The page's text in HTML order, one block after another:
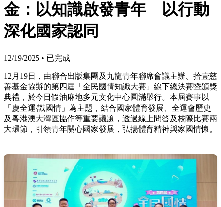
金：以知識啟發青年 以行動
深化國家認同
12/19/2025 • 已完成
12月19日，由聯合出版集團及九龍青年聯席會議主辦、拾壹慈
善基金協辦的第四屆「全民國情知識大賽」線下總決賽暨頒獎
典禮，於今日假油麻地多元文化中心圓滿舉行。本屆賽事以
「慶全運‧識國情」為主題，結合國家體育發展、全運會歷史
及粵港澳大灣區協作等重要議題，透過線上問答及校際比賽兩
大環節，引領青年關心國家發展，弘揚體育精神與家國情懷。